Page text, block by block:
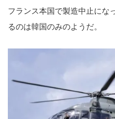
フランス本国で製造中止にな
るのは韓国のみのようだ。